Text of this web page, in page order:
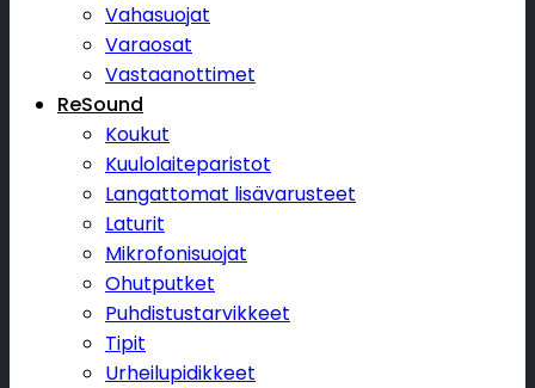
Vahasuojat
Varaosat
Vastaanottimet
ReSound
Koukut
Kuulolaiteparistot
Langattomat lisävarusteet
Laturit
Mikrofonisuojat
Ohutputket
Puhdistustarvikkeet
Tipit
Urheilupidikkeet